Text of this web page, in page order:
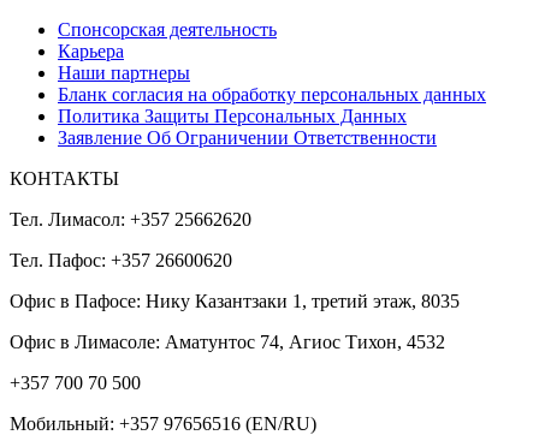
Спонсорская деятельность
Карьера
Наши партнеры
Бланк согласия на обработку персональных данных
Политика Защиты Персональных Данных
Заявление Об Ограничении Ответственности
КОНТАКТЫ
Тел. Лимасол: +357 25662620
Тел. Пафос: +357 26600620
Офис в Пафосе: Нику Казантзаки 1, третий этаж, 8035
Офис в Лимасоле: Аматунтос 74, Агиос Тихон, 4532
+357 700 70 500
Мобильный: +357 97656516 (EN/RU)